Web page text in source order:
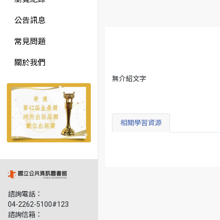
公告訊息
常見問題
關於我們
諮詢電話：
04-2262-5100#123
諮詢信箱：
無介紹文字
相關學習資源